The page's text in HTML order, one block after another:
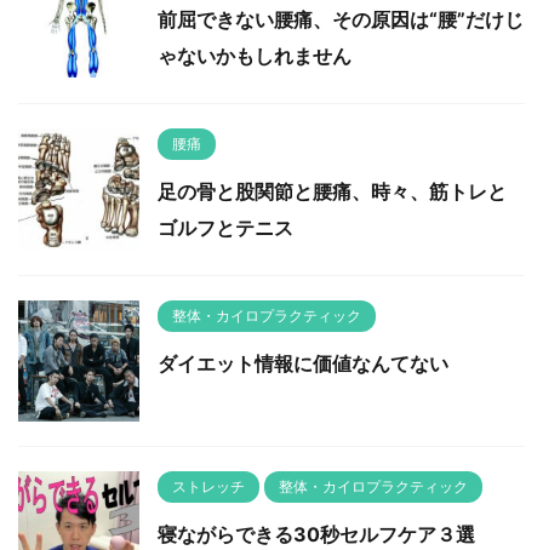
前屈できない腰痛、その原因は“腰”だけじ
ゃないかもしれません
腰痛
足の骨と股関節と腰痛、時々、筋トレと
ゴルフとテニス
整体・カイロプラクティック
ダイエット情報に価値なんてない
ストレッチ 整体・カイロプラクティック
寝ながらできる30秒セルフケア３選